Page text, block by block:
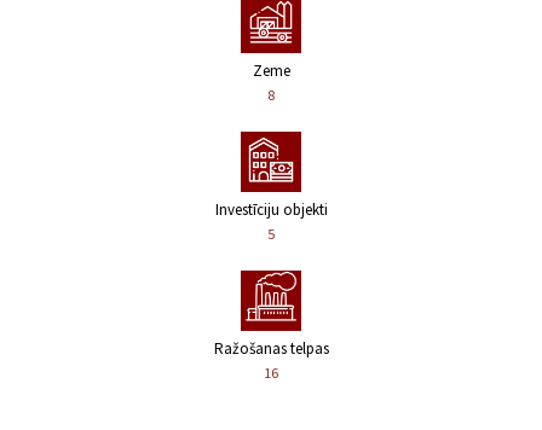
Zeme
8
Investīciju objekti
5
Ražošanas telpas
16